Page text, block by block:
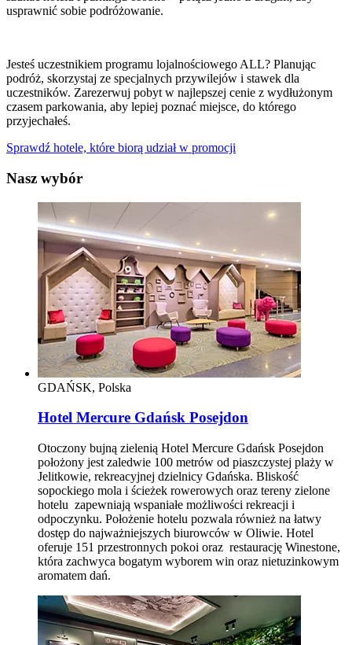
usprawnić sobie podróżowanie.
Jesteś uczestnikiem programu lojalnościowego ALL? Planując
podróż, skorzystaj ze specjalnych przywilejów i stawek dla
uczestników. Zarezerwuj pobyt w najlepszej cenie z wydłużonym
czasem parkowania, aby lepiej poznać miejsce, do którego
przyjechałeś.
Sprawdź hotele, które biorą udział w promocji
Nasz wybór
GDAŃSK, Polska
Hotel Mercure Gdańsk Posejdon
Otoczony bujną zielenią Hotel Mercure Gdańsk Posejdon
położony jest zaledwie 100 metrów od piaszczystej plaży w
Jelitkowie, rekreacyjnej dzielnicy Gdańska. Bliskość
sopockiego mola i ścieżek rowerowych oraz tereny zielone
hotelu zapewniają wspaniałe możliwości rekreacji i
odpoczynku. Położenie hotelu pozwala również na łatwy
dostęp do najważniejszych biurowców w Oliwie. Hotel
oferuje 151 przestronnych pokoi oraz restaurację Winestone,
która zachwyca bogatym wyborem win oraz nietuzinkowym
aromatem dań.